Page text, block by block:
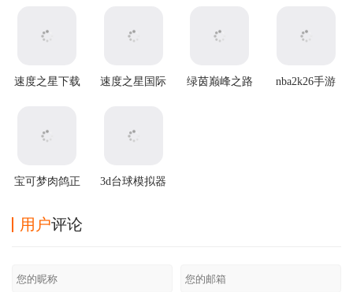
速度之星下载
速度之星国际
绿茵巅峰之路
nba2k26手游
宝可梦肉鸽正
3d台球模拟器
用户评论